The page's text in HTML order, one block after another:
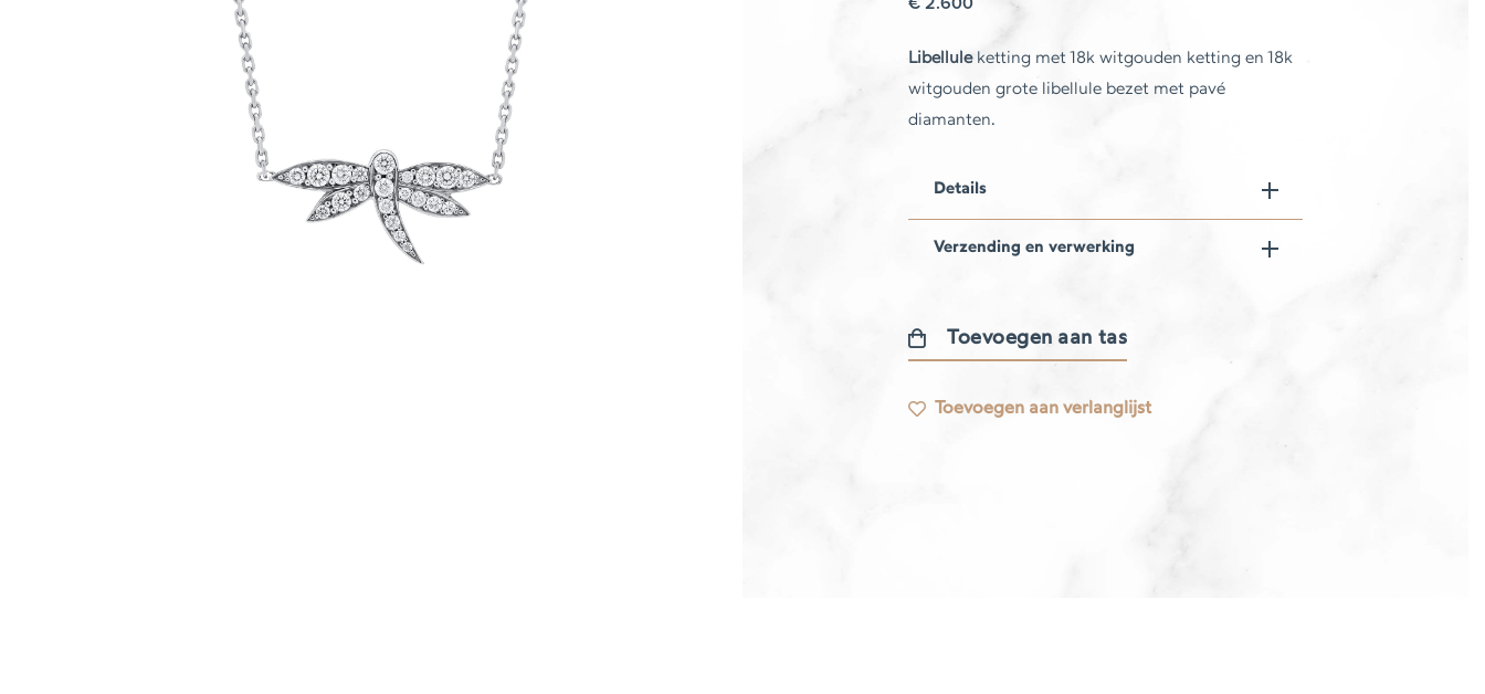
Libelluleketting met 18k witgouden ketting en 18k
witgouden grote libellule bezet met pavé
diamanten.
Details
Verzending en verwerking
Libellule
aantal
Toevoegen aan tas
Toevoegen aan verlanglijst